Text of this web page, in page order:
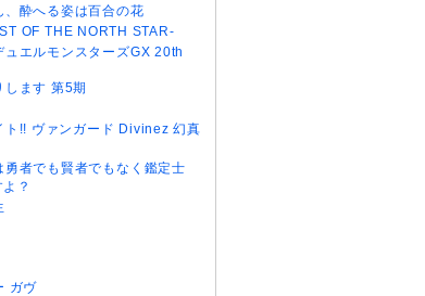
、酔へる姿は百合の花
OF THE NORTH STAR-
エルモンスターズGX 20th
します 第5期
ト!! ヴァンガード Divinez 幻真
勇者でも賢者でもなく鑑定士
？
ガヴ